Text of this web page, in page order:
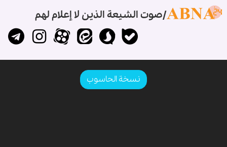
صوت الشيعة الذين لا إعلام لهم
نسخة الحاسوب